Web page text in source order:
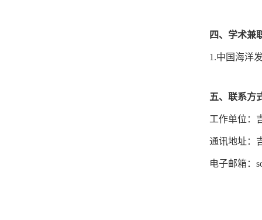
四、学术兼
1.中国海洋
五、联系方
工作单位：
通讯地址：
电子邮箱：